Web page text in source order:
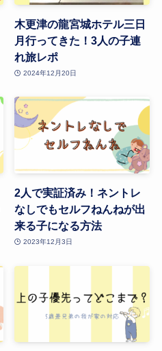
木更津の龍宮城ホテル三日
月行ってきた！3人の子連
れ旅レポ
2024年12月20日
2人で実証済み！ネントレ
なしでもセルフねんねが出
来る子になる方法
2023年12月3日